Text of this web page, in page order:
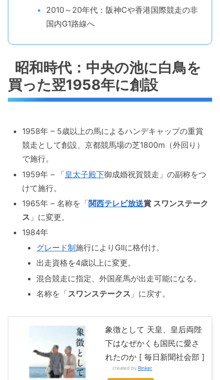
2010～20年代：阪神Cや香港国際競走の非
国内G1路線へ
昭和時代：中央の池に白鳥を
買った翌1958年に創設
1958年 – 5歳以上の馬によるハンデキャップの重賞
競走として創設、京都競馬場の芝1800m（外回り）
で施行。
1959年 – 「皇太子殿下御成婚祝賀競走」の副称をつ
けて施行。
1965年 – 名称を「関西テレビ放送賞 スワンステーク
ス 」に変更。
1984年
グレード制施行によりGIIに格付け。
出走資格を4歳以上に変更。
混合競走に指定、外国産馬が出走可能になる。
名称を「スワンステークス 」に戻す。
象徴として 天皇、皇后両陛
下はなぜかくも国民に愛さ
れたのか [ 毎日新聞社会部 ]
created by Rinker